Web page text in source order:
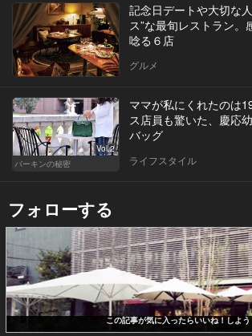
記念日デートや大切な
ス”な最旬レストラン。
唸る６店
グルメ
Vol.2
バーキンの秘密
ママが私にくれたのは
ス店員も驚いた、慶応
バッグ
ライフスタイル
フォローする
この記事が気に入ったらいいね！しよう